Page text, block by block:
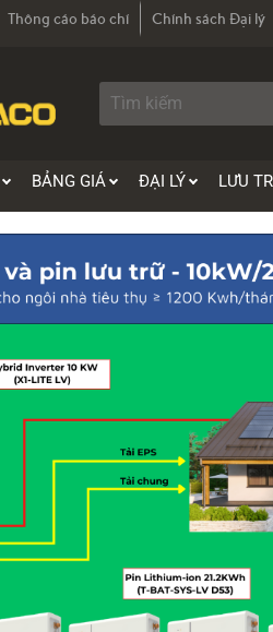
Thông cáo báo chí Chính sách Đại lý
BẢNG GIÁ ĐẠI LÝ LƯU